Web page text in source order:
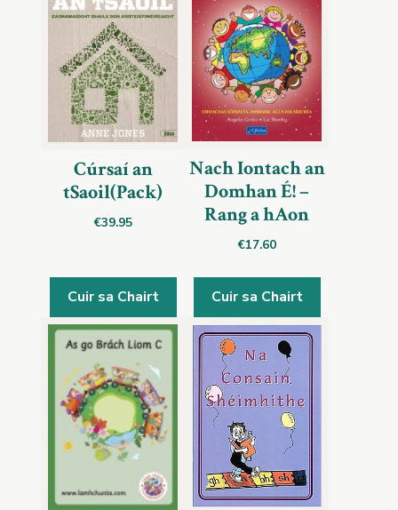
Cúrsaí an
tSaoil(Pack)
€39.95
Cuir sa Chairt
Nach Iontach an
Domhan É! –
Rang a hAon
€17.60
Cuir sa Chairt